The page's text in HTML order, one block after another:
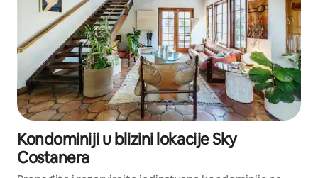
Kondominiji u blizini lokacije Sky
Costanera